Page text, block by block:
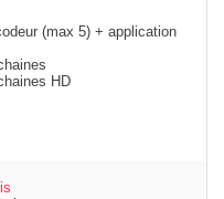
(max 5) + application
HD